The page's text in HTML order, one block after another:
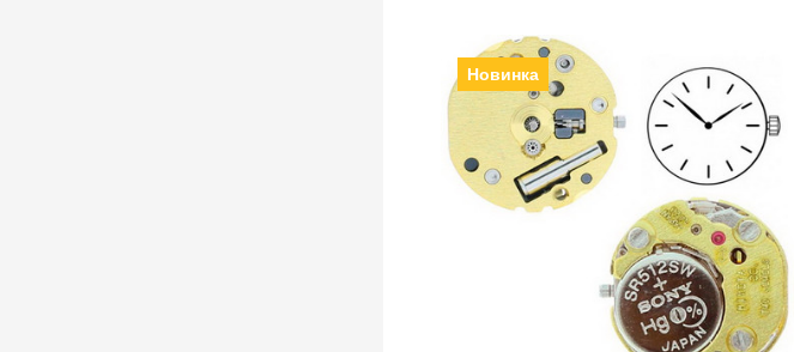
Новинка
Miyota 4S20
Виробник: Японія,
3 900 грн.
+ порівняти